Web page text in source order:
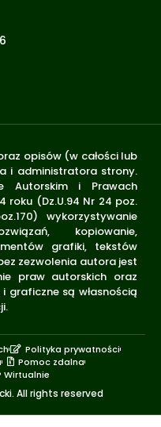
opisów (w całości lub
i administratora strony.
Autorskim i Prawach
roku (Dz.U.94 Nr 24 poz.
wykorzystywanie
kopiowanie,
grafiki, tekstów
zezwolenia autora jest
praw autorskich oraz
graficzne są własnością
All rights reserved
Polityka prywatności
Pomoc zdalna
Wirtualnie